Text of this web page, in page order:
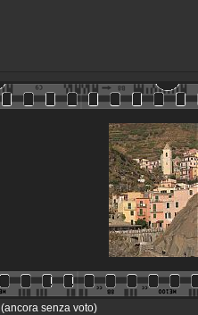
(ancora senza voto)